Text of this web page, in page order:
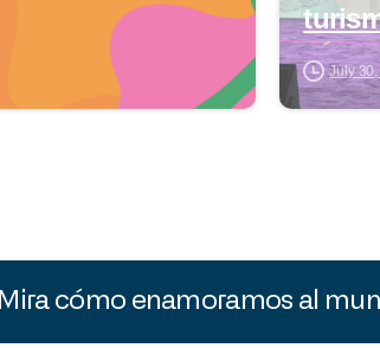
July
Mira cómo enamoramos al